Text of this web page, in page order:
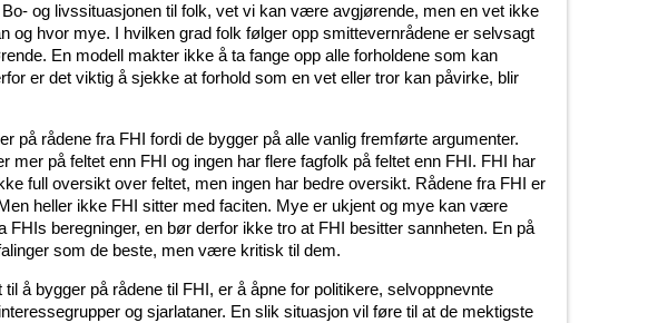
og livssituasjonen til folk, vet vi kan være avgjørende, men en vet ikke
og hvor mye. I hvilken grad folk følger opp smittevernrådene er selvsagt
En modell makter ikke å ta fange opp alle forholdene som kan
er det viktig å sjekke at forhold som en vet eller tror kan påvirke, blir
på rådene fra FHI fordi de bygger på alle vanlig fremførte argumenter.
mer på feltet enn FHI og ingen har flere fagfolk på feltet enn FHI. FHI har
full oversikt over feltet, men ingen har bedre oversikt. Rådene fra FHI er
heller ikke FHI sitter med faciten. Mye er ukjent og mye kan være
FHIs beregninger, en bør derfor ikke tro at FHI besitter sannheten. En på
som de beste, men være kritisk til dem.
til å bygger på rådene til FHI, er å åpne for politikere, selvoppnevnte
og sjarlataner. En slik situasjon vil føre til at de mektigste